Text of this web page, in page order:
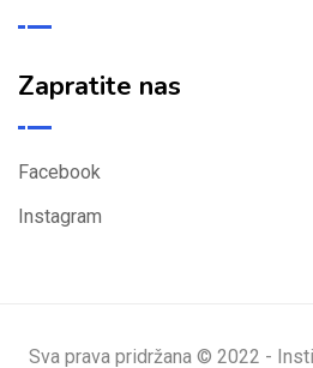
Zapratite nas
Facebook
Instagram
Sva prava pridržana © 2022 -